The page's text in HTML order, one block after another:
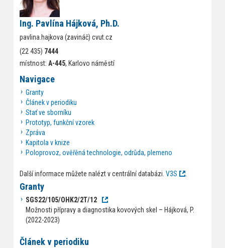
Ing. Pavlína Hájková, Ph.D.
pavlina.hajkova (zavináč) cvut.cz
(22 435) 7444
místnost: A-445, Karlovo náměstí
Navigace
Granty
Článek v periodiku
Stať ve sborníku
Prototyp, funkční vzorek
Zpráva
Kapitola v knize
Poloprovoz, ověřěná technologie, odrůda, plemeno
Další informace můžete nalézt v centrální databázi. V3S .
Granty
SGS22/105/OHK2/2T/12
Možnosti přípravy a diagnostika kovových skel – Hájková, P.
(2022-2023)
Článek v periodiku